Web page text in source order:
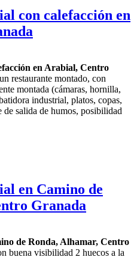
con calefacción en
en Arabial, Centro
restaurante montado, con
montada (cámaras, hornilla,
industrial, platos, copas,
de salida de humos, posibilidad
en Camino de
Granada
de Ronda, Alhamar, Centro
buena visibilidad 2 huecos a la